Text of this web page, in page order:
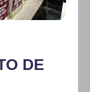
DE